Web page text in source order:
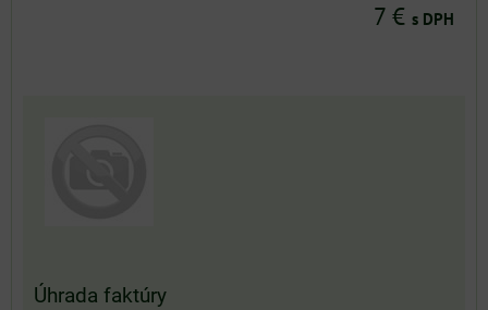
7 € s DPH
Úhrada faktúry